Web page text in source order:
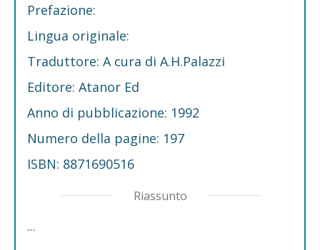
Prefazione:
Lingua originale:
Traduttore: A cura di A.H.Palazzi
Editore: Atanor Ed
Anno di pubblicazione: 1992
Numero della pagine: 197
ISBN: 8871690516
Riassunto
…